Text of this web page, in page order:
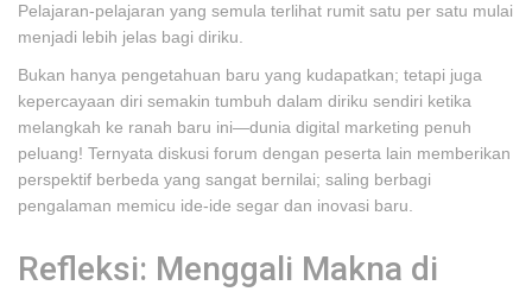
Pelajaran-pelajaran yang semula terlihat rumit satu per satu mulai
menjadi lebih jelas bagi diriku.
Bukan hanya pengetahuan baru yang kudapatkan; tetapi juga
kepercayaan diri semakin tumbuh dalam diriku sendiri ketika
melangkah ke ranah baru ini—dunia digital marketing penuh
peluang! Ternyata diskusi forum dengan peserta lain memberikan
perspektif berbeda yang sangat bernilai; saling berbagi
pengalaman memicu ide-ide segar dan inovasi baru.
Refleksi: Menggali Makna di